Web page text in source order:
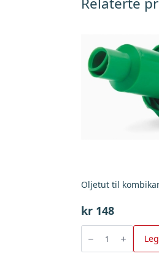
kr 148
Oljetut
kombikanne
"Klassisk",